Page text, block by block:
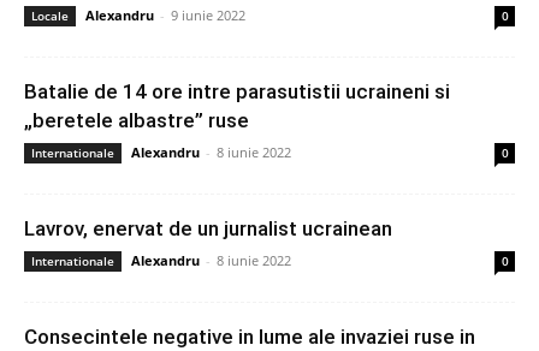
Locale Alexandru - 9 iunie 2022 0
Batalie de 14 ore intre parasutistii ucraineni si
„beretele albastre” ruse
Internationale Alexandru - 8 iunie 2022 0
Lavrov, enervat de un jurnalist ucrainean
Internationale Alexandru - 8 iunie 2022 0
Consecintele negative in lume ale invaziei ruse in